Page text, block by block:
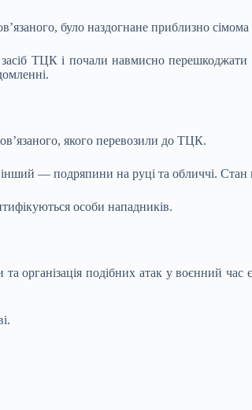
було наздогнане приблизно
ТЦК і почали навмисно
якого перевозили до ТЦК.
— подряпини на руці та обличчі. Стан
особи нападників.
організація подібних атак у воєнний